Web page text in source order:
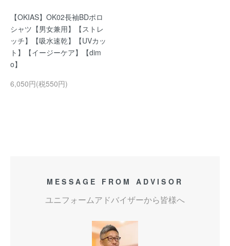
【OKIAS】OK02長袖BDポロ
シャツ【男女兼用】【ストレ
ッチ】【吸水速乾】【UVカッ
ト】【イージーケア】【dim
o】
6,050円(税550円)
MESSAGE FROM ADVISOR
ユニフォームアドバイザーから皆様へ